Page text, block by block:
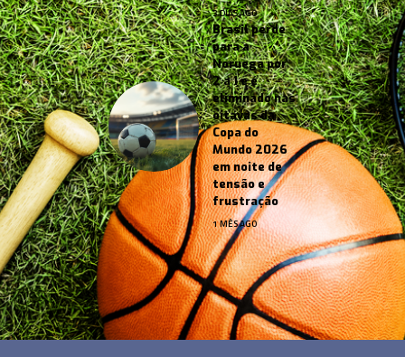
3 DIAS AGO
Brasil perde
para a
Noruega por
2 a 1 e é
eliminado nas
oitavas da
Copa do
Mundo 2026
em noite de
tensão e
frustração
1 MÊS AGO